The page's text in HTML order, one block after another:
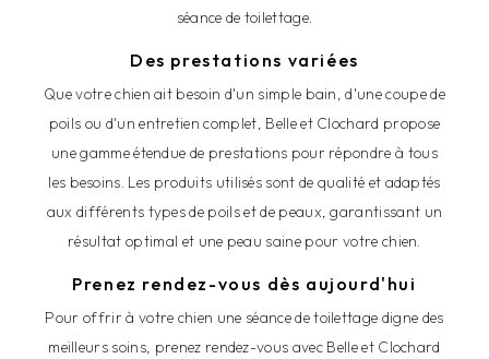
séance de toilettage.
Des prestations variées
Que votre chien ait besoin d'un simple bain, d'une coupe de
poils ou d'un entretien complet, Belle et Clochard propose
une gamme étendue de prestations pour répondre à tous
les besoins. Les produits utilisés sont de qualité et adaptés
aux différents types de poils et de peaux, garantissant un
résultat optimal et une peau saine pour votre chien.
Prenez rendez-vous dès aujourd'hui
Pour offrir à votre chien une séance de toilettage digne des
meilleurs soins, prenez rendez-vous avec Belle et Clochard